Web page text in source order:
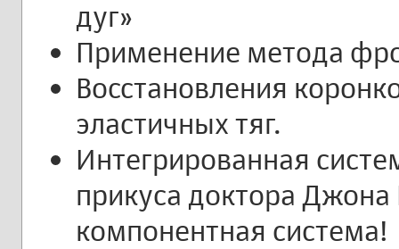
дуг»
Применение метода
Восстановления
эластичных тяг.
Интегрированная
прикуса доктора Джона
компонентная система!